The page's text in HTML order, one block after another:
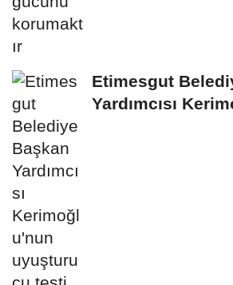
Etimesgut
Yardımcısı